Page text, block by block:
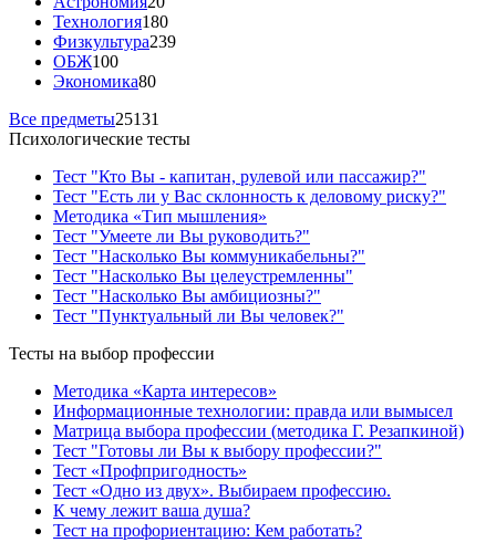
Технология180
Физкультура239
ОБЖ100
Экономика80
Все предметы25131
Психологические тесты
Тест "Кто Вы - капитан, рулевой или пассажир?"
Тест "Есть ли у Вас склонность к деловому риску?"
Методика «Тип мышления»
Тест "Умеете ли Вы руководить?"
Тест "Насколько Вы коммуникабельны?"
Тест "Насколько Вы целеустремленны"
Тест "Насколько Вы амбициозны?"
Тест "Пунктуальный ли Вы человек?"
Тесты на выбор профессии
Методика «Карта интересов»
Информационные технологии: правда или вымысел
Матрица выбора профессии (методика Г. Резапкиной)
Тест "Готовы ли Вы к выбору профессии?"
Тест «Профпригодность»
Тест «Одно из двух». Выбираем профессию.
К чему лежит ваша душа?
Тест на профориентацию: Кем работать?